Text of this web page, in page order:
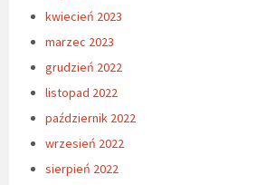
kwiecień 2023
marzec 2023
grudzień 2022
listopad 2022
październik 2022
wrzesień 2022
sierpień 2022